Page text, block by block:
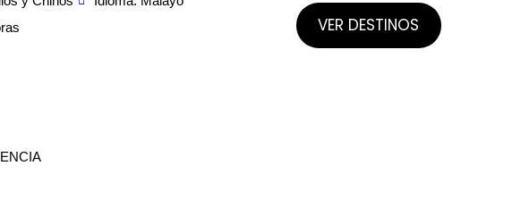
VER DESTINOS